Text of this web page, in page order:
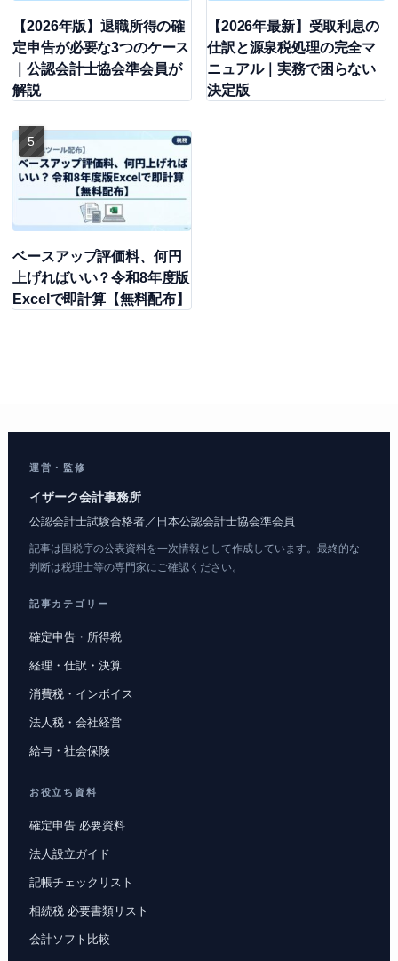
【2026年版】退職所得の確
定申告が必要な3つのケース
｜公認会計士協会準会員が
解説
【2026年最新】受取利息の
仕訳と源泉税処理の完全マ
ニュアル｜実務で困らない
決定版
ベースアップ評価料、何円
上げればいい？令和8年度版
Excelで即計算【無料配布】
運営・監修
イザーク会計事務所
公認会計士試験合格者／日本公認会計士協会準会員
記事は国税庁の公表資料を一次情報として作成しています。最終的な
判断は税理士等の専門家にご確認ください。
記事カテゴリー
確定申告・所得税
経理・仕訳・決算
消費税・インボイス
法人税・会社経営
給与・社会保険
お役立ち資料
確定申告 必要資料
法人設立ガイド
記帳チェックリスト
相続税 必要書類リスト
会計ソフト比較